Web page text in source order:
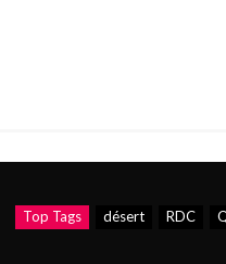
Top Tags désert RDC